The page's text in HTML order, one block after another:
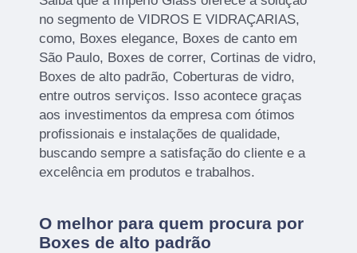
no segmento de VIDROS E VIDRAÇARIAS,
como, Boxes elegance, Boxes de canto em
São Paulo, Boxes de correr, Cortinas de vidro,
Boxes de alto padrão, Coberturas de vidro,
entre outros serviços. Isso acontece graças
aos investimentos da empresa com ótimos
profissionais e instalações de qualidade,
buscando sempre a satisfação do cliente e a
excelência em produtos e trabalhos.
O melhor para quem procura por
Boxes de alto padrão